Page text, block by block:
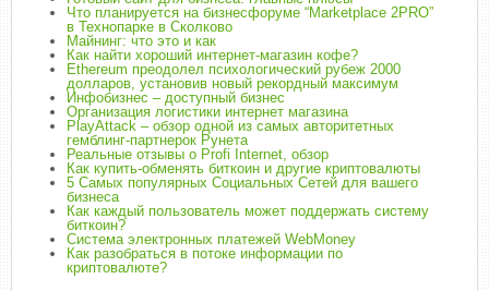
Что планируется на бизнесфоруме “Marketplace 2PRO”
в Технопарке в Сколково
Майнинг: что это и как
Как найти хороший интернет-магазин кофе?
Ethereum преодолел психологический рубеж 2000
долларов, установив новый рекордный максимум
Инфобизнес – доступный бизнес
Организация логистики интернет магазина
PlayAttack – обзор одной из самых авторитетных
гемблинг-партнерок Рунета
Реальные отзывы о Profi Internet, обзор
Как купить-обменять биткоин и другие криптовалюты
5 Самых популярных Социальных Сетей для вашего
бизнеса
Как каждый пользователь может поддержать систему
биткоин?
Система электронных платежей WebMoney
Как разобраться в потоке информации по
криптовалюте?